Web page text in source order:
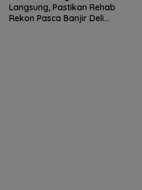
Langsung, Pastikan Rehab
Rekon Pasca Banjir Deli